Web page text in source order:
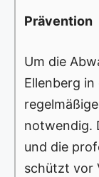
Prävention
Um die
Ellenberg
notwendig.
und die
schützt vor